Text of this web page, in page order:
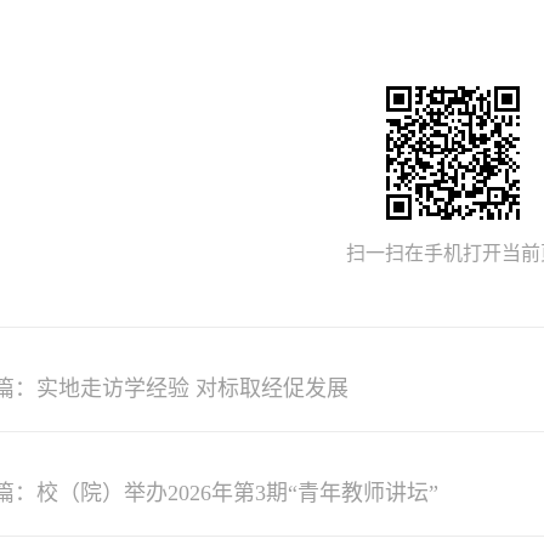
扫一扫在手机打开当
：实地走访学经验 对标取经促发展
：校（院）举办2026年第3期“青年教师讲坛”